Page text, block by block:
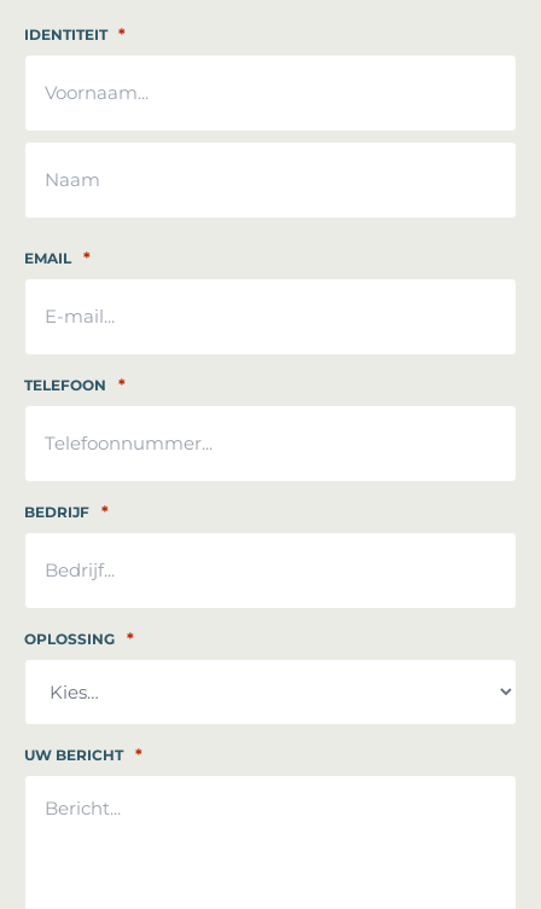
IDENTITEIT *
Voornaam
EMAIL *
TELEFOON *
BEDRIJF *
OPLOSSING *
UW BERICHT *